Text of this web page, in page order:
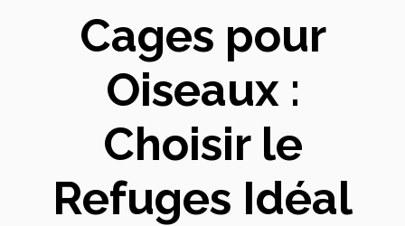
Cages pour
Oiseaux :
Choisir le
Refuges Idéal